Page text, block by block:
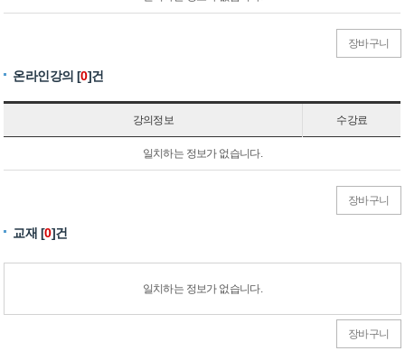
장바구니
온라인강의 [0]건
강의정보 수강료
일치하는 정보가 없습니다.
장바구니
교재 [0]건
일치하는 정보가 없습니다.
장바구니